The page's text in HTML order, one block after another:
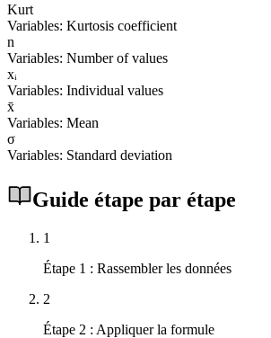
Kurt
Variables: Kurtosis coefficient
n
Variables: Number of values
xᵢ
Variables: Individual values
x̄
Variables: Mean
σ
Variables: Standard deviation
Guide étape par étape
1
Étape 1 : Rassembler les données
2
Étape 2 : Appliquer la formule